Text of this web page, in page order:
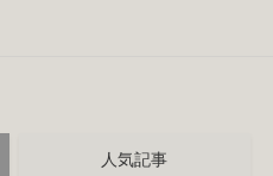
人気記事